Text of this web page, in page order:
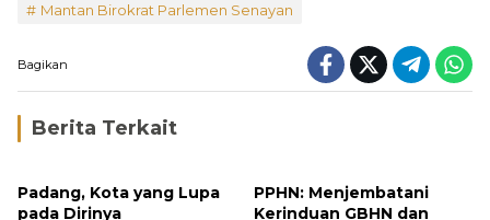
Mantan Birokrat Parlemen Senayan
Bagikan
Berita Terkait
Padang, Kota yang Lupa
pada Dirinya
PPHN: Menjembatani
Kerinduan GBHN dan